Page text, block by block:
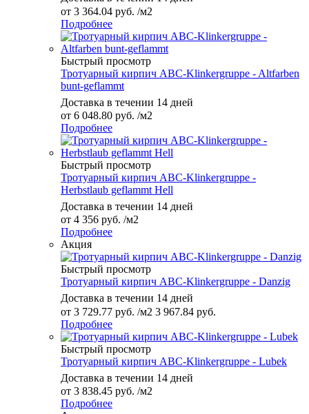
от 3 364.04 руб. /м2
Подробнее
Быстрый просмотр
Тротуарный кирпич ABC-Klinkergruppe - Altfarben
bunt-geflammt
Доставка в течении 14 дней
от 6 048.80 руб. /м2
Подробнее
Быстрый просмотр
Тротуарный кирпич ABC-Klinkergruppe -
Herbstlaub geflammt Hell
Доставка в течении 14 дней
от 4 356 руб. /м2
Подробнее
Акция
Быстрый просмотр
Тротуарный кирпич ABC-Klinkergruppe - Danzig
Доставка в течении 14 дней
от 3 729.77 руб. /м2 3 967.84 руб.
Подробнее
Быстрый просмотр
Тротуарный кирпич ABC-Klinkergruppe - Lubek
Доставка в течении 14 дней
от 3 838.45 руб. /м2
Подробнее